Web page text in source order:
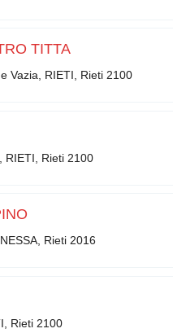
TITTA
Vazia, RIETI, Rieti 2100
RIETI, Rieti 2100
Rieti 2016
Rieti 2100